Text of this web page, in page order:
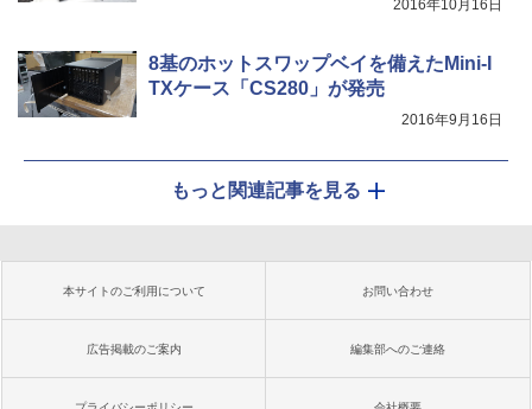
2016年10月16日
8基のホットスワップベイを備えたMini-I
TXケース「CS280」が発売
2016年9月16日
もっと関連記事を見る
本サイトのご利用について お問い合わせ
広告掲載のご案内 編集部へのご連絡